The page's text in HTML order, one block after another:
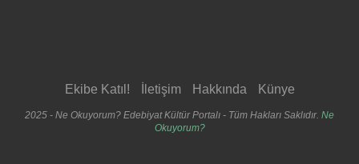
Ekibe Katıl! İletişim Hakkında Künye
2025 - Ne Okuyorum? Edebiyat Kültür Portalı - Tüm Hakları Saklıdır. Ne
Okuyorum?